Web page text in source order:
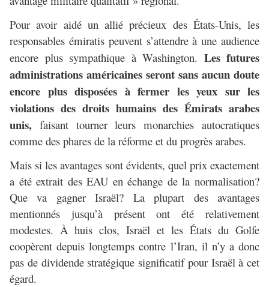
Pour avoir aidé un allié précieux des États-Unis, les
responsables émiratis peuvent s’attendre à une audience
encore plus sympathique à Washington. Les futures
administrations américaines seront sans aucun doute
encore plus disposées à fermer les yeux sur les
violations des droits humains des Émirats arabes
unis, faisant tourner leurs monarchies autocratiques
comme des phares de la réforme et du progrès arabes.
Mais si les avantages sont évidents, quel prix exactement
a été extrait des EAU en échange de la normalisation?
Que va gagner Israël? La plupart des avantages
mentionnés jusqu’à présent ont été relativement
modestes. À huis clos, Israël et les États du Golfe
coopèrent depuis longtemps contre l’Iran, il n’y a donc
pas de dividende stratégique significatif pour Israël à cet
égard.